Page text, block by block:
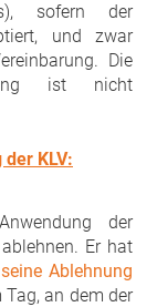
sofern der
und zwar
Die
ist nicht
KLV:
der
Er hat
Ablehnung
an dem der